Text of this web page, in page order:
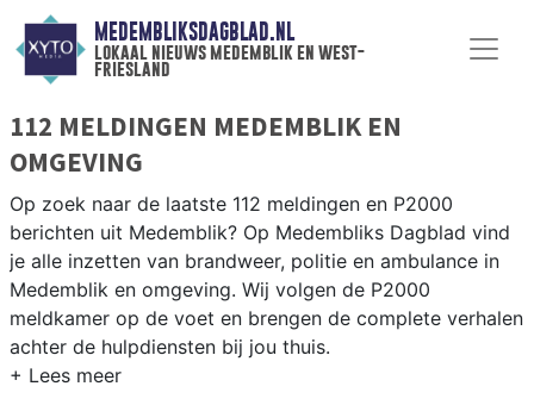
MEDEMBLIKSDAGBLAD.NL
lokaal nieuws medemblik en west-
friesland
112 MELDINGEN MEDEMBLIK EN
OMGEVING
Op zoek naar de laatste 112 meldingen en P2000
berichten uit Medemblik? Op Medembliks Dagblad vind
je alle inzetten van brandweer, politie en ambulance in
Medemblik en omgeving. Wij volgen de P2000
meldkamer op de voet en brengen de complete verhalen
achter de hulpdiensten bij jou thuis.